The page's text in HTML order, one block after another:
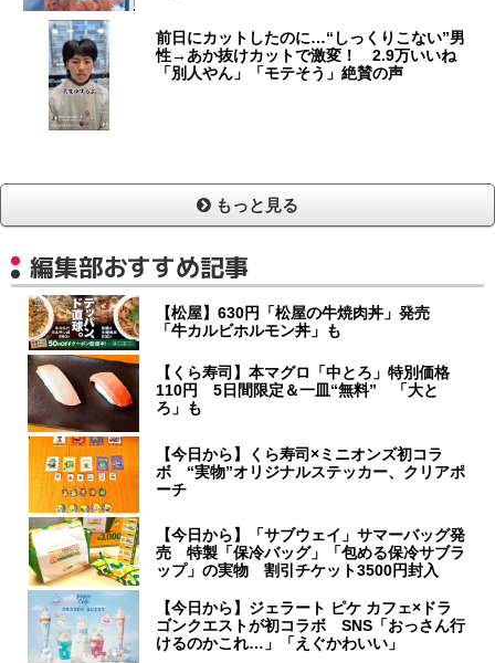
前日にカットしたのに…“しっくりこない”男
性→あか抜けカットで激変！ 2.9万いいね
「別人やん」「モテそう」絶賛の声
もっと見る
編集部おすすめ記事
【松屋】630円「松屋の牛焼肉丼」発売
「牛カルビホルモン丼」も
【くら寿司】本マグロ「中とろ」特別価格
110円 5日間限定＆一皿“無料” 「大と
ろ」も
【今日から】くら寿司×ミニオンズ初コラ
ボ “実物”オリジナルステッカー、クリアポ
ーチ
【今日から】「サブウェイ」サマーバッグ発
売 特製「保冷バッグ」「包める保冷サブラ
ップ」の実物 割引チケット3500円封入
【今日から】ジェラート ピケ カフェ×ドラ
ゴンクエストが初コラボ SNS「おっさん行
けるのかこれ…」「えぐかわいい」